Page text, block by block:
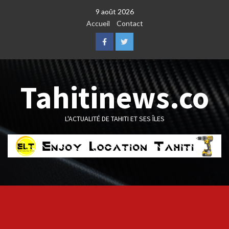
9 août 2026
Accueil
Contact
FacebookTwitter
Tahitinews.co
L'ACTUALITÉ DE TAHITI ET SES ÎLES